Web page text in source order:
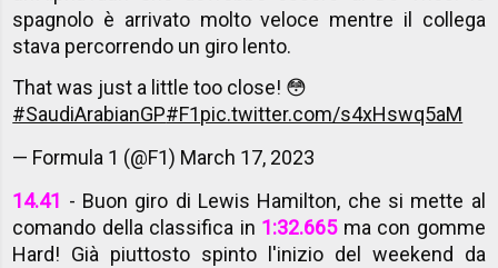
spagnolo è arrivato molto veloce mentre il collega
stava percorrendo un giro lento.
That was just a little too close! 😳
#SaudiArabianGP#F1pic.twitter.com/s4xHswq5aM
— Formula 1 (@F1) March 17, 2023
14.41 - Buon giro di Lewis Hamilton, che si mette al
comando della classifica in 1:32.665ma con gomme
Hard! Già piuttosto spinto l'inizio del weekend da